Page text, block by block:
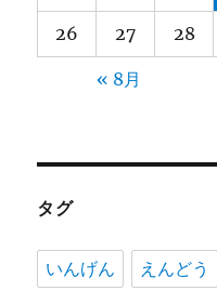
26 27 28
« 8月
タグ
いんげん えんどう